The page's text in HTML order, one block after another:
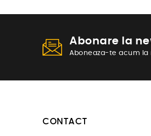
Abonare la
Aboneaza-te acum la
CONTACT